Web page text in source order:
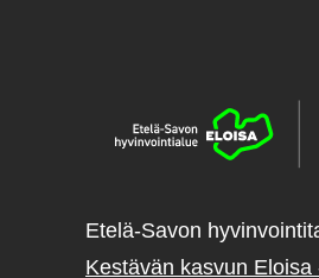
Etelä-Savon
Kestävän kasvun